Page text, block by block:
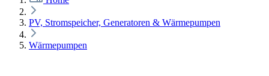
PV, Stromspeicher, Generatoren & Wärmepumpen
Wärmepumpen